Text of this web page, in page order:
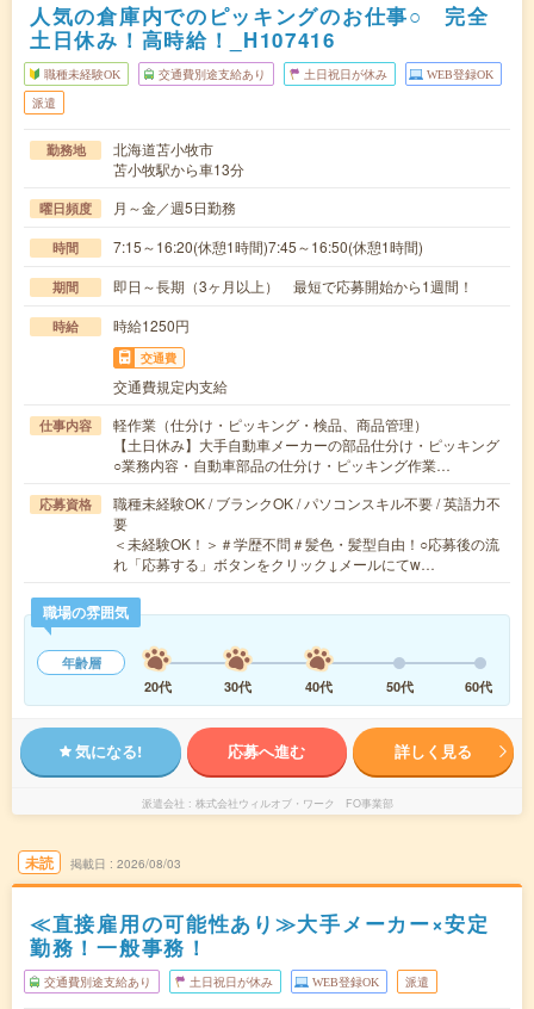
人気の倉庫内でのピッキングのお仕事○ 完全
土日休み！高時給！_H107416
職種未経験OK 交通費別途支給あり 土日祝日が休み WEB登録OK
派遣
勤務地
北海道苫小牧市
苫小牧駅から車13分
曜日頻度 月～金／週5日勤務
時間 7:15～16:20(休憩1時間)7:45～16:50(休憩1時間)
期間 即日～長期（3ヶ月以上） 最短で応募開始から1週間！
時給 時給1250円
交通費
交通費規定内支給
仕事内容
軽作業（仕分け・ピッキング・検品、商品管理）
【土日休み】大手自動車メーカーの部品仕分け・ピッキング
○業務内容・自動車部品の仕分け・ピッキング作業…
応募資格
職種未経験OK / ブランクOK / パソコンスキル不要 / 英語力不
要
＜未経験OK！＞＃学歴不問＃髪色・髪型自由！○応募後の流
れ「応募する」ボタンをクリック↓メールにてw…
職場の雰囲気
年齢層
20代
30代 40代 50代 60代
気になる! 応募へ進む 詳しく見る
派遣会社 株式会社ウィルオブ・ワーク FO事業部
未読 掲載日 2026/08/03
≪直接雇用の可能性あり≫大手メーカー×安定
勤務！一般事務！
交通費別途支給あり 土日祝日が休み WEB登録OK 派遣